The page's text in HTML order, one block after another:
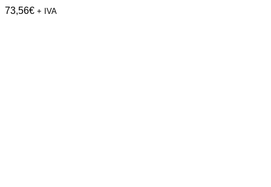
73,56€ + IVA